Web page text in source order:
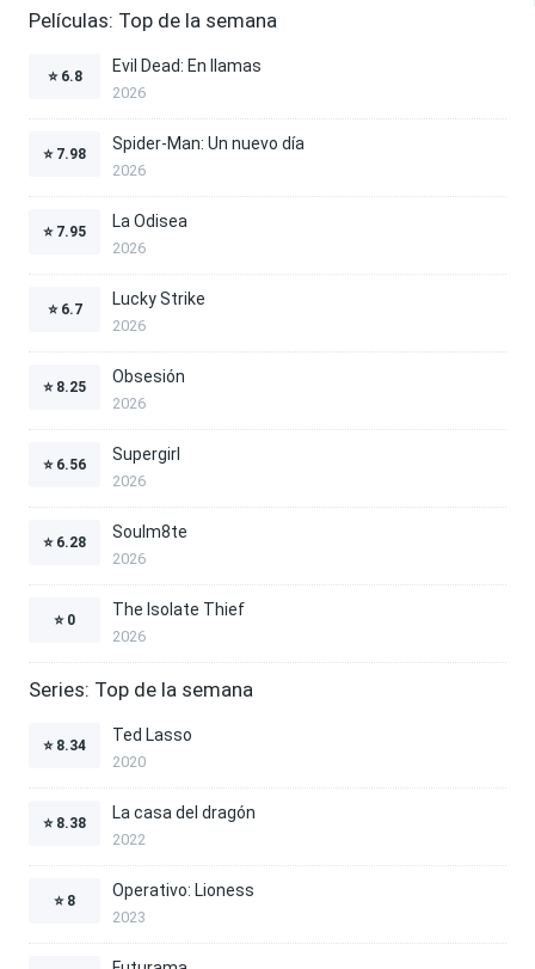
Películas: Top de la semana
⭐ 6.8
Evil Dead: En llamas
2026
⭐ 7.98
Spider-Man: Un nuevo día
2026
⭐ 7.95
La Odisea
2026
⭐ 6.7
Lucky Strike
2026
⭐ 8.25
Obsesión
2026
⭐ 6.56
Supergirl
2026
⭐ 6.28
Soulm8te
2026
⭐ 0
The Isolate Thief
2026
Series: Top de la semana
⭐ 8.34
Ted Lasso
2020
⭐ 8.38
La casa del dragón
2022
⭐ 8
Operativo: Lioness
2023